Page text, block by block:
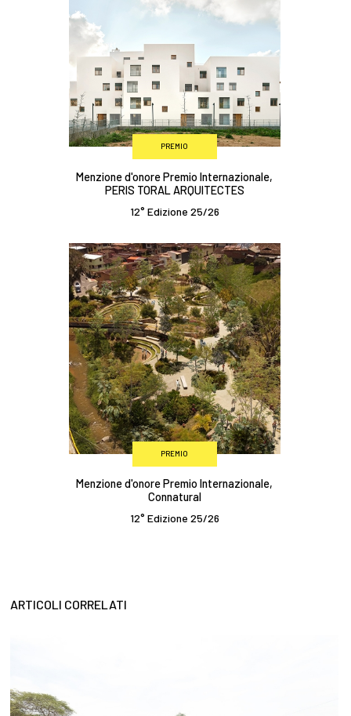
PREMIO
Menzione d'onore Premio Internazionale,
PERIS TORAL ARQUITECTES
12° Edizione 25/26
PREMIO
Menzione d'onore Premio Internazionale,
Connatural
12° Edizione 25/26
ARTICOLI CORRELATI